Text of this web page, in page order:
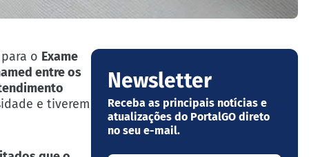
o Exame
entre os
e tiverem
Newsletter
Receba as principais notícias e
atualizações do PortalGO direto
no seu e-mail.